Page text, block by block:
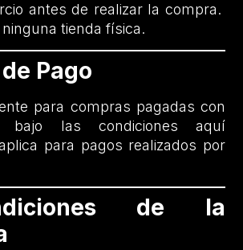
antes de realizar la compra.
tienda física.
Pago
para compras pagadas con
bajo las condiciones aquí
para pagos realizados por
de la